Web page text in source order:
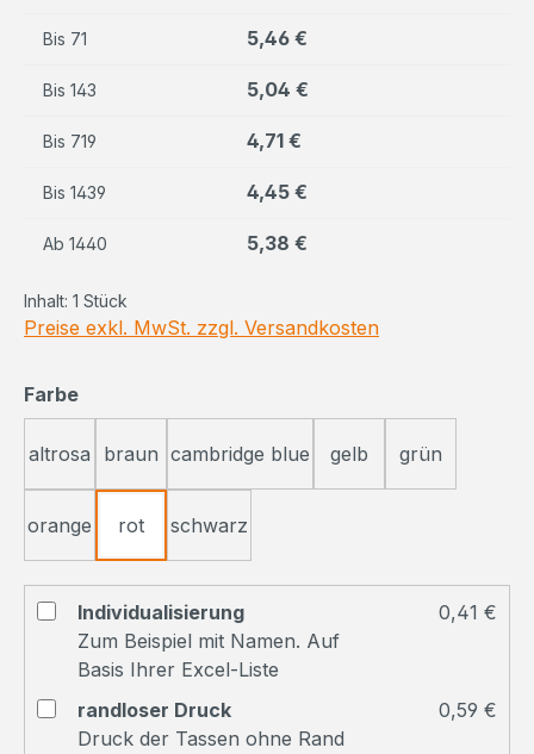
Bis 71 5,46 €
Bis 143 5,04 €
Bis 719 4,71 €
Bis 1439 4,45 €
Ab 1440 5,38 €
Inhalt: 1 Stück
Preise exkl. MwSt. zzgl. Versandkosten
Farbeauswählen
altrosa braun cambridge blue gelb grün
orange rot schwarz
Individualisierung
Zum Beispiel mit Namen. Auf
Basis Ihrer Excel-Liste
0,41 €
randloser Druck
Druck der Tassen ohne Rand
0,59 €